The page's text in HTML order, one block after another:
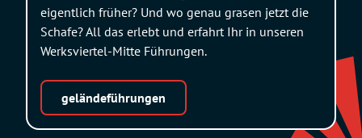
eigentlich früher? Und wo genau grasen jetzt die
Schafe? All das erlebt und erfahrt Ihr in unseren
Werksviertel-Mitte Führungen.
geländeführungen